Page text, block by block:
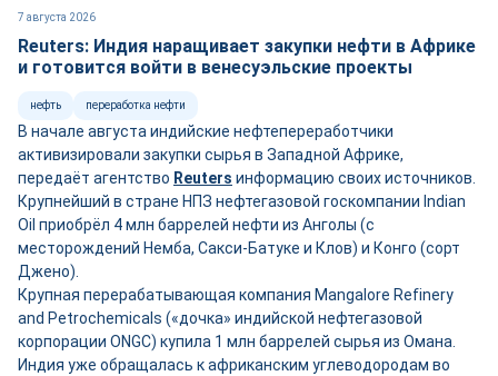
7 августа 2026
Reuters: Индия наращивает закупки нефти в Африке
и готовится войти в венесуэльские проекты
нефть переработка нефти
В начале августа индийские нефтепереработчики
активизировали закупки сырья в Западной Африке,
передаёт агентство Reuters информацию своих источников.
Крупнейший в стране НПЗ нефтегазовой госкомпании Indian
Oil приобрёл 4 млн баррелей нефти из Анголы (с
месторождений Немба, Сакси-Батуке и Клов) и Конго (сорт
Джено).
Крупная перерабатывающая компания Mangalore Refinery
and Petrochemicals («дочка» индийской нефтегазовой
корпорации ONGC) купила 1 млн баррелей сырья из Омана.
Индия уже обращалась к африканским углеводородам во